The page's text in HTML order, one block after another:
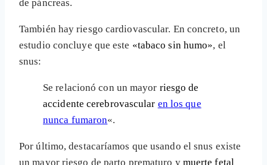
de páncreas.
También hay riesgo cardiovascular. En concreto, un
estudio concluye que este «tabaco sin humo», el
snus:
Se relacionó con un mayor riesgo de
accidente cerebrovascular en los que
nunca fumaron«.
Por último, destacaríamos que usando el snus existe
un mayor riesgo de parto prematuro y muerte fetal